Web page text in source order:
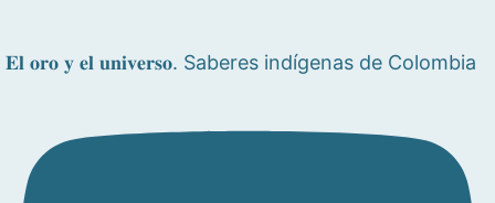
𝐄𝐥 𝐨𝐫𝐨 𝐲 𝐞𝐥 𝐮𝐧𝐢𝐯𝐞𝐫𝐬𝐨. Saberes indígenas de Colombia